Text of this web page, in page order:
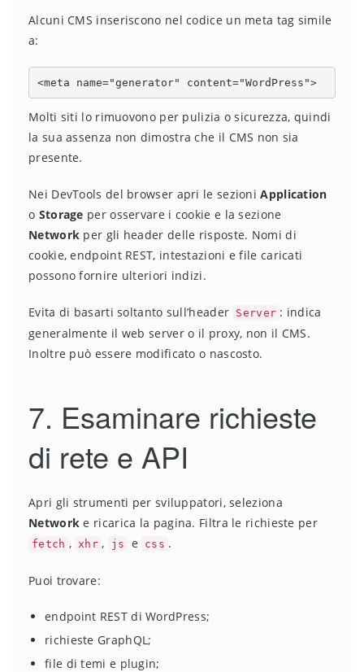
Alcuni CMS inseriscono nel codice un meta tag simile
a:
<meta name="generator" content="WordPress">
Molti siti lo rimuovono per pulizia o sicurezza, quindi
la sua assenza non dimostra che il CMS non sia
presente.
Nei DevTools del browser apri le sezioniApplication
o Storage per osservare i cookie e la sezione
Network per gli header delle risposte. Nomi di
cookie, endpoint REST, intestazioni e file caricati
possono fornire ulteriori indizi.
Evita di basarti soltanto sull’header Server : indica
generalmente il web server o il proxy, non il CMS.
Inoltre può essere modificato o nascosto.
7. Esaminare richieste
di rete e API
Apri gli strumenti per sviluppatori, seleziona
Network e ricarica la pagina. Filtra le richieste per
fetch , xhr , js e css .
Puoi trovare:
endpoint REST di WordPress;
richieste GraphQL;
file di temi e plugin;